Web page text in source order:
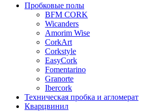
Пробковые полы
BFM CORK
Wicanders
Amorim Wise
CorkArt
Corkstyle
EasyCork
Fomentarino
Granorte
Ibercork
Техническая пробка и агломерат
Кварцвинил